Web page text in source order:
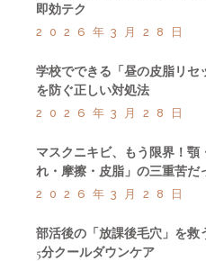
即効テク
2026年3月28日
学校でできる「昼の皮脂リセ
を防ぐ正しい対処法
2026年3月28日
マスクニキビ、もう限界！
れ・摩擦・皮脂」の三重苦だ
2026年3月28日
部活後の「放課後毛穴」を救
5分クールダウンケア